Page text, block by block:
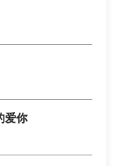
爱你